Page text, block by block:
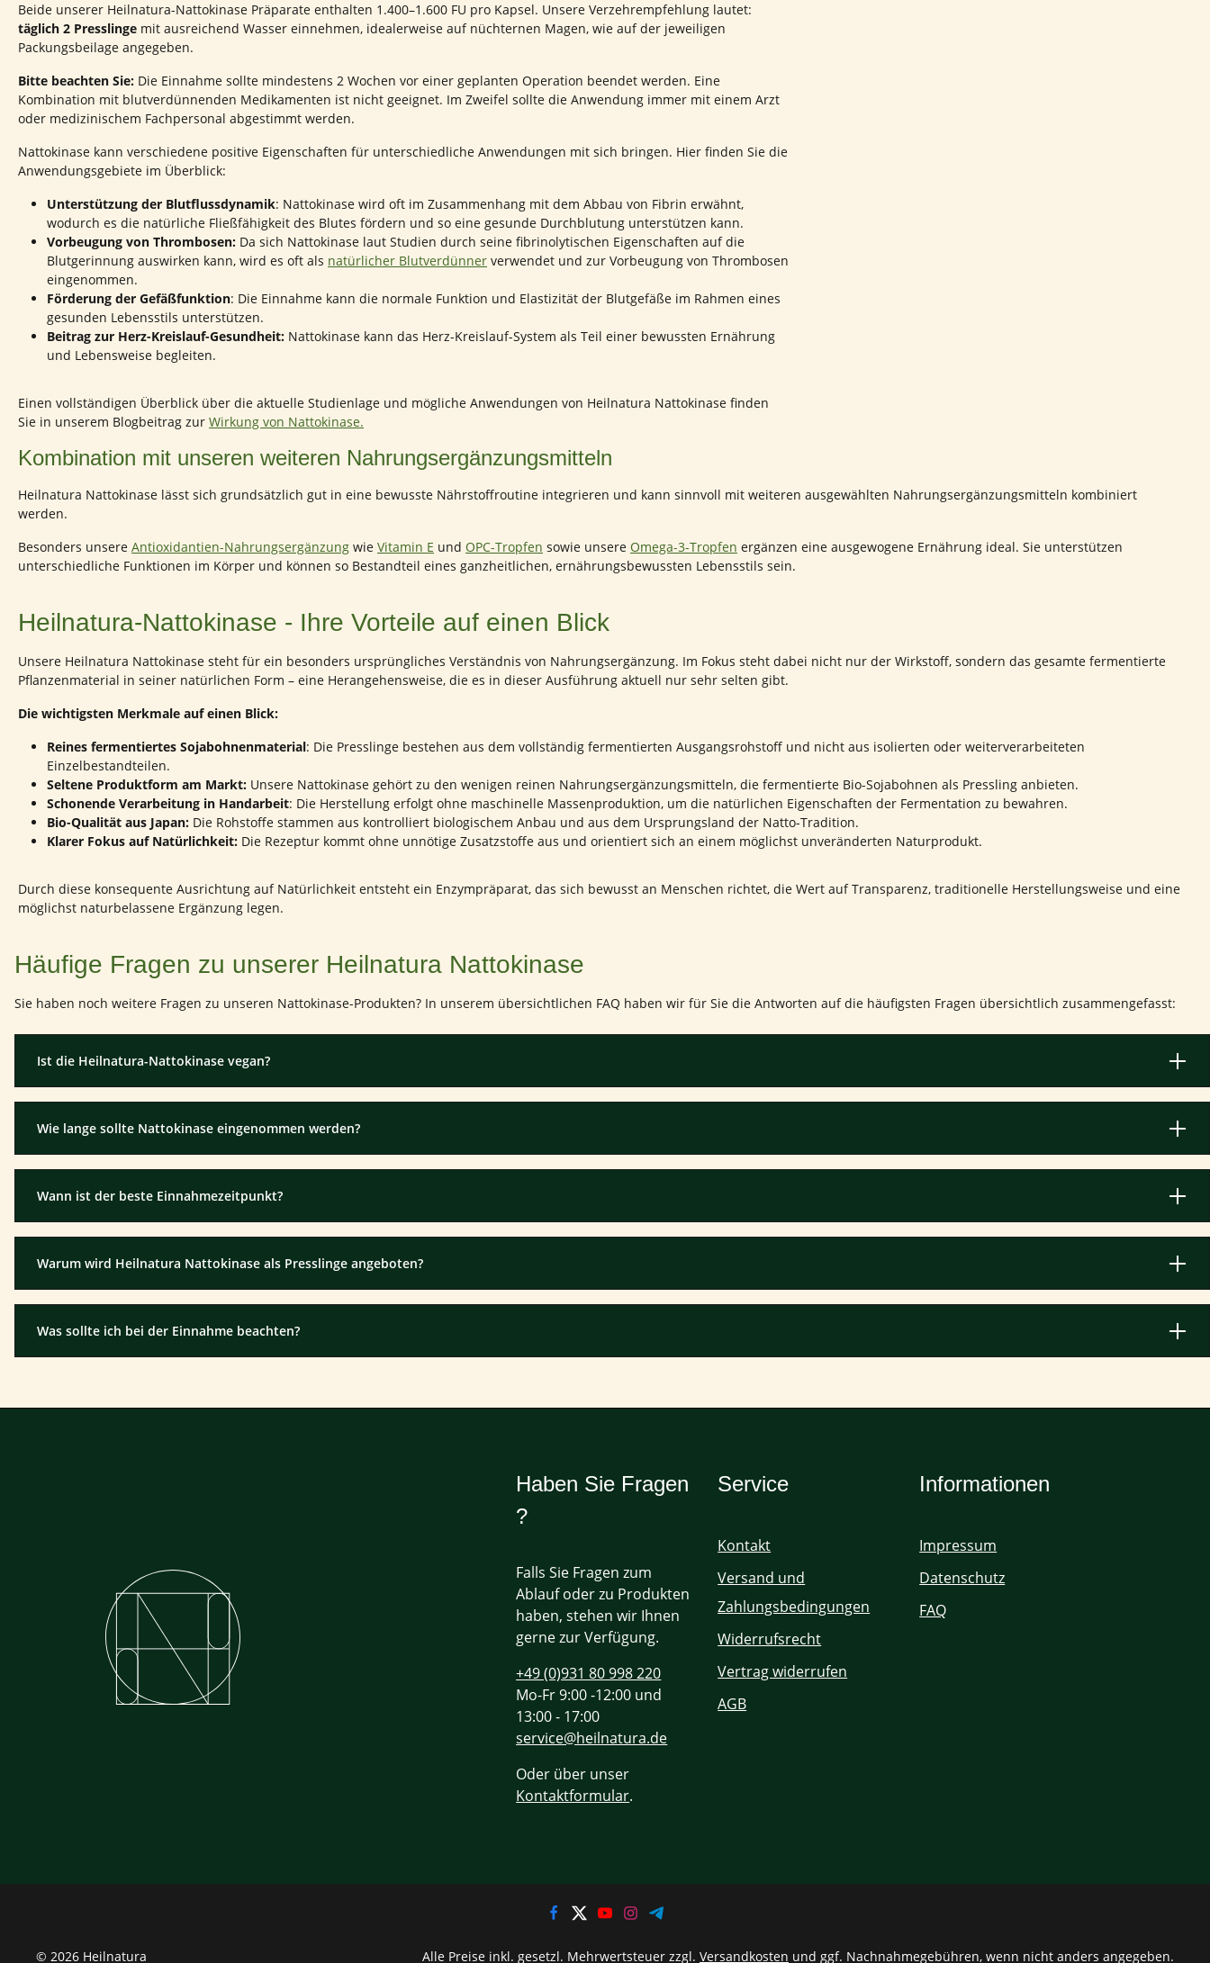
Beide unserer Heilnatura-Nattokinase Präparate enthalten 1.400–1.600 FU pro Kapsel. Unsere Verzehrempfehlung lautet:
täglich 2 Presslinge mit ausreichend Wasser einnehmen, idealerweise auf nüchternen Magen, wie auf der jeweiligen
Packungsbeilage angegeben.
Bitte beachten Sie: Die Einnahme sollte mindestens 2 Wochen vor einer geplanten Operation beendet werden. Eine
Kombination mit blutverdünnenden Medikamenten ist nicht geeignet. Im Zweifel sollte die Anwendung immer mit einem Arzt
oder medizinischem Fachpersonal abgestimmt werden.
Nattokinase kann verschiedene positive Eigenschaften für unterschiedliche Anwendungen mit sich bringen. Hier finden Sie die
Anwendungsgebiete im Überblick:
Unterstützung der Blutflussdynamik: Nattokinase wird oft im Zusammenhang mit dem Abbau von Fibrin erwähnt,
wodurch es die natürliche Fließfähigkeit des Blutes fördern und so eine gesunde Durchblutung unterstützen kann.
Vorbeugung von Thrombosen: Da sich Nattokinase laut Studien durch seine fibrinolytischen Eigenschaften auf die
Blutgerinnung auswirken kann, wird es oft als natürlicher Blutverdünner verwendet und zur Vorbeugung von Thrombosen
eingenommen.
Förderung der Gefäßfunktion: Die Einnahme kann die normale Funktion und Elastizität der Blutgefäße im Rahmen eines
gesunden Lebensstils unterstützen.
Beitrag zur Herz-Kreislauf-Gesundheit: Nattokinase kann das Herz-Kreislauf-System als Teil einer bewussten Ernährung
und Lebensweise begleiten.
Einen vollständigen Überblick über die aktuelle Studienlage und mögliche Anwendungen von Heilnatura Nattokinase finden
Sie in unserem Blogbeitrag zur Wirkung von Nattokinase.
Kombination mit unseren weiteren Nahrungsergänzungsmitteln
Heilnatura Nattokinase lässt sich grundsätzlich gut in eine bewusste Nährstoffroutine integrieren und kann sinnvoll mit weiteren ausgewählten Nahrungsergänzungsmitteln kombiniert
werden.
Besonders unsere Antioxidantien-Nahrungsergänzung wie Vitamin E und OPC-Tropfen sowie unsere Omega-3-Tropfen ergänzen eine ausgewogene Ernährung ideal. Sie unterstützen
unterschiedliche Funktionen im Körper und können so Bestandteil eines ganzheitlichen, ernährungsbewussten Lebensstils sein.
Heilnatura-Nattokinase - Ihre Vorteile auf einen Blick
Unsere Heilnatura Nattokinase steht für ein besonders ursprüngliches Verständnis von Nahrungsergänzung. Im Fokus steht dabei nicht nur der Wirkstoff, sondern das gesamte fermentierte
Pflanzenmaterial in seiner natürlichen Form – eine Herangehensweise, die es in dieser Ausführung aktuell nur sehr selten gibt.
Die wichtigsten Merkmale auf einen Blick:
Reines fermentiertes Sojabohnenmaterial: Die Presslinge bestehen aus dem vollständig fermentierten Ausgangsrohstoff und nicht aus isolierten oder weiterverarbeiteten
Einzelbestandteilen.
Seltene Produktform am Markt: Unsere Nattokinase gehört zu den wenigen reinen Nahrungsergänzungsmitteln, die fermentierte Bio-Sojabohnen als Pressling anbieten.
Schonende Verarbeitung in Handarbeit: Die Herstellung erfolgt ohne maschinelle Massenproduktion, um die natürlichen Eigenschaften der Fermentation zu bewahren.
Bio-Qualität aus Japan: Die Rohstoffe stammen aus kontrolliert biologischem Anbau und aus dem Ursprungsland der Natto-Tradition.
Klarer Fokus auf Natürlichkeit: Die Rezeptur kommt ohne unnötige Zusatzstoffe aus und orientiert sich an einem möglichst unveränderten Naturprodukt.
Durch diese konsequente Ausrichtung auf Natürlichkeit entsteht ein Enzympräparat, das sich bewusst an Menschen richtet, die Wert auf Transparenz, traditionelle Herstellungsweise und eine
möglichst naturbelassene Ergänzung legen.
Häufige Fragen zu unserer Heilnatura Nattokinase
Sie haben noch weitere Fragen zu unseren Nattokinase-Produkten? In unserem übersichtlichen FAQ haben wir für Sie die Antworten auf die häufigsten Fragen übersichtlich zusammengefasst:
Ist die Heilnatura-Nattokinase vegan?
Wie lange sollte Nattokinase eingenommen werden?
Wann ist der beste Einnahmezeitpunkt?
Warum wird Heilnatura Nattokinase als Presslinge angeboten?
Was sollte ich bei der Einnahme beachten?
Haben Sie Fragen
?
Falls Sie Fragen zum
Ablauf oder zu Produkten
haben, stehen wir Ihnen
gerne zur Verfügung.
+49 (0)931 80 998 220
Mo-Fr 9:00 -12:00 und
13:00 - 17:00
service@heilnatura.de
Oder über unser
Kontaktformular.
Service
Kontakt
Versand und
Zahlungsbedingungen
Widerrufsrecht
Vertrag widerrufen
AGB
Informationen
Impressum
Datenschutz
FAQ
© 2026 Heilnatura Alle Preise inkl. gesetzl. Mehrwertsteuer zzgl. Versandkosten und ggf. Nachnahmegebühren, wenn nicht anders angegeben.